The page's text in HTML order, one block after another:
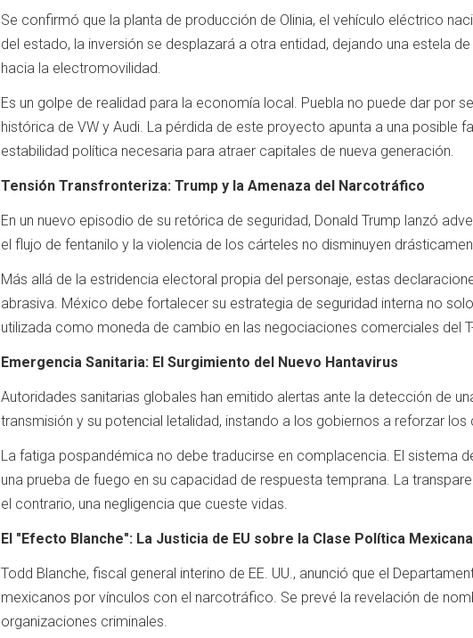
Se confirmó que la planta de producción de Olinia, el vehículo eléctrico
del estado, la inversión se desplazará a otra entidad, dejando una estela
hacia la electromovilidad.
Es un golpe de realidad para la economía local. Puebla no puede dar por
histórica de VW y Audi. La pérdida de este proyecto apunta a una posible
estabilidad política necesaria para atraer capitales de nueva generación.
Tensión Transfronteriza: Trump y la Amenaza del Narcotráfico
En un nuevo episodio de su retórica de seguridad, Donald Trump lanzó
el flujo de fentanilo y la violencia de los cárteles no disminuyen
Más allá de la estridencia electoral propia del personaje, estas
abrasiva. México debe fortalecer su estrategia de seguridad interna no
utilizada como moneda de cambio en las negociaciones comerciales del
Emergencia Sanitaria: El Surgimiento del Nuevo Hantavirus
Autoridades sanitarias globales han emitido alertas ante la detección de
transmisión y su potencial letalidad, instando a los gobiernos a reforzar
La fatiga pospandémica no debe traducirse en complacencia. El sistema
una prueba de fuego en su capacidad de respuesta temprana. La
el contrario, una negligencia que cueste vidas.
El "Efecto Blanche": La Justicia de EU sobre la Clase Política Mexicana
Todd Blanche, fiscal general interino de EE. UU., anunció que el
mexicanos por vínculos con el narcotráfico. Se prevé la revelación de
organizaciones criminales.